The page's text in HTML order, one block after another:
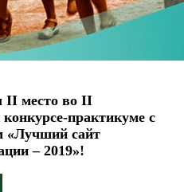
II место во II
практикуме с
«Лучший сайт
– 2019»!